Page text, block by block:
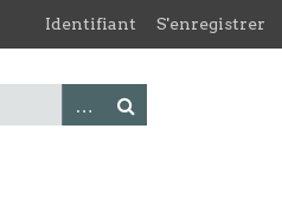
Identifiant S'enregistrer